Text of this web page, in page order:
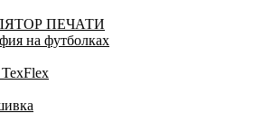
ПЕЧАТИ
на футболках